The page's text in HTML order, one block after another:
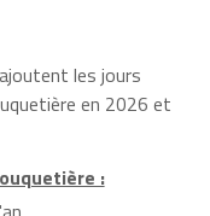
les jours
en 2026 et
: